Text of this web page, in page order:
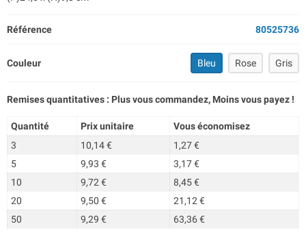
Référence 80525736
Couleur Bleu Rose Gris
Remises quantitatives : Plus vous commandez, Moins vous payez !
Quantité Prix unitaire
Vous économisez
3
10,14 €
1,27 €
5
9,93 €
3,17 €
10
9,72 €
8,45 €
20
9,50 €
21,12 €
50
9,29 € 63,36 €